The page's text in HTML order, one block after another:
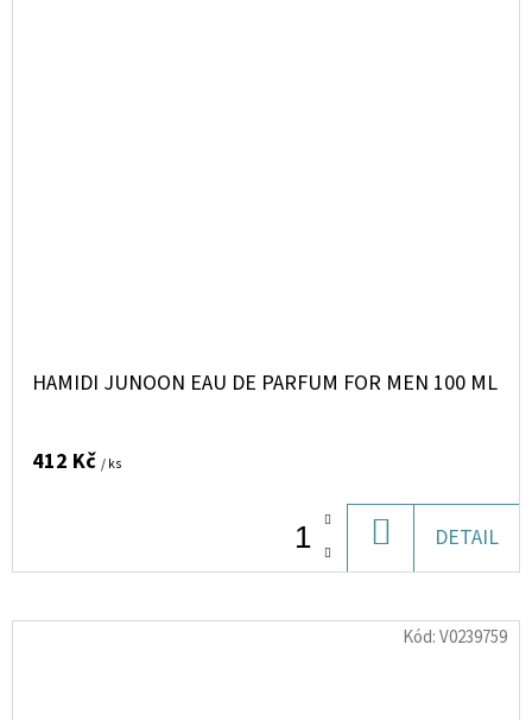
HAMIDI JUNOON EAU DE PARFUM FOR MEN 100 ML
412 Kč / ks
KOŠÍKU
DETAIL
Kód:V0239759